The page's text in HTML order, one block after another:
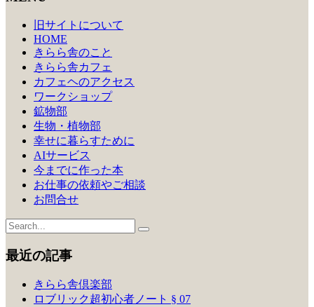
旧サイトについて
HOME
きらら舎のこと
きらら舎カフェ
カフェヘのアクセス
ワークショップ
鉱物部
生物・植物部
幸せに暮らすために
AIサービス
今までに作った本
お仕事の依頼やご相談
お問合せ
最近の記事
きらら舎倶楽部
ロブリック超初心者ノート § 07